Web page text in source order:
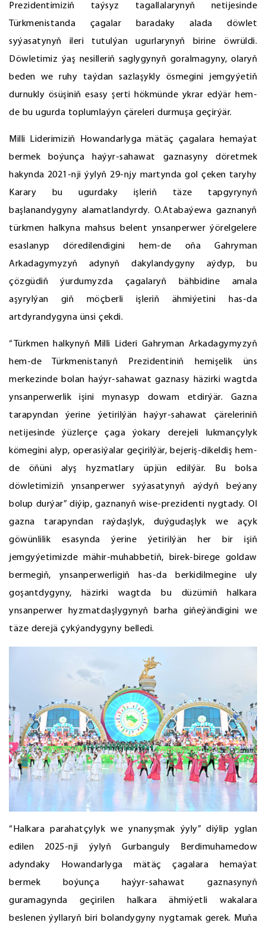
Prezidentimiziň taýsyz tagallalarynyň netijesinde
Türkmenistanda çagalar baradaky alada döwlet
syýasatynyň ileri tutulýan ugurlarynyň birine öwrüldi.
Döwletimiz ýaş nesilleriň saglygynyň goralmagyny, olaryň
beden we ruhy taýdan sazlaşykly ösmegini jemgyýetiň
durnukly ösüşiniň esasy şerti hökmünde ykrar edýär hem-
de bu ugurda toplumlaýyn çäreleri durmuşa geçirýär.
Milli Liderimiziň Howandarlyga mätäç çagalara hemaýat
bermek boýunça haýyr-sahawat gaznasyny döretmek
hakynda 2021-nji ýylyň 29-njy martynda gol çeken taryhy
Karary bu ugurdaky işleriň täze tapgyrynyň
başlanandygyny alamatlandyrdy. O.Atabaýewa gaznanyň
türkmen halkyna mahsus belent ynsanperwer ýörelgelere
esaslanyp döredilendigini hem-de oňa Gahryman
Arkadagymyzyň adynyň dakylandygyny aýdyp, bu
çözgüdiň ýurdumyzda çagalaryň bähbidine amala
aşyrylýan giň möçberli işleriň ähmiýetini has-da
artdyrandygyna ünsi çekdi.
“Türkmen halkynyň Milli Lideri Gahryman Arkadagymyzyň
hem-de Türkmenistanyň Prezidentiniň hemişelik üns
merkezinde bolan haýyr-sahawat gaznasy häzirki wagtda
ynsanperwerlik işini mynasyp dowam etdirýär. Gazna
tarapyndan ýerine ýetirilýän haýyr-sahawat çäreleriniň
netijesinde ýüzlerçe çaga ýokary derejeli lukmançylyk
kömegini alyp, operasiýalar geçirilýär, bejeriş-dikeldiş hem-
de öňüni alyş hyzmatlary üpjün edilýär. Bu bolsa
döwletimiziň ynsanperwer syýasatynyň aýdyň beýany
bolup durýar” diýip, gaznanyň wise-prezidenti nygtady. Ol
gazna tarapyndan raýdaşlyk, duýgudaşlyk we açyk
göwünlilik esasynda ýerine ýetirilýän her bir işiň
jemgyýetimizde mähir-muhabbetiň, birek-birege goldaw
bermegiň, ynsanperwerligiň has-da berkidilmegine uly
goşantdygyny, häzirki wagtda bu düzümiň halkara
ynsanperwer hyzmatdaşlygynyň barha giňeýändigini we
täze derejä çykýandygyny belledi.
“Halkara parahatçylyk we ynanyşmak ýyly” diýlip yglan
edilen 2025-nji ýylyň Gurbanguly Berdimuhamedow
adyndaky Howandarlyga mätäç çagalara hemaýat
bermek boýunça haýyr-sahawat gaznasynyň
guramagynda geçirilen halkara ähmiýetli wakalara
beslenen ýyllaryň biri bolandygyny nygtamak gerek. Muňa